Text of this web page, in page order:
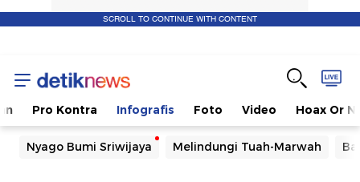
SCROLL TO CONTINUE WITH CONTENT
Pro Kontra Infografis Foto Video Hoax Or
Nyago Bumi Sriwijaya Melindungi Tuah-Marwah